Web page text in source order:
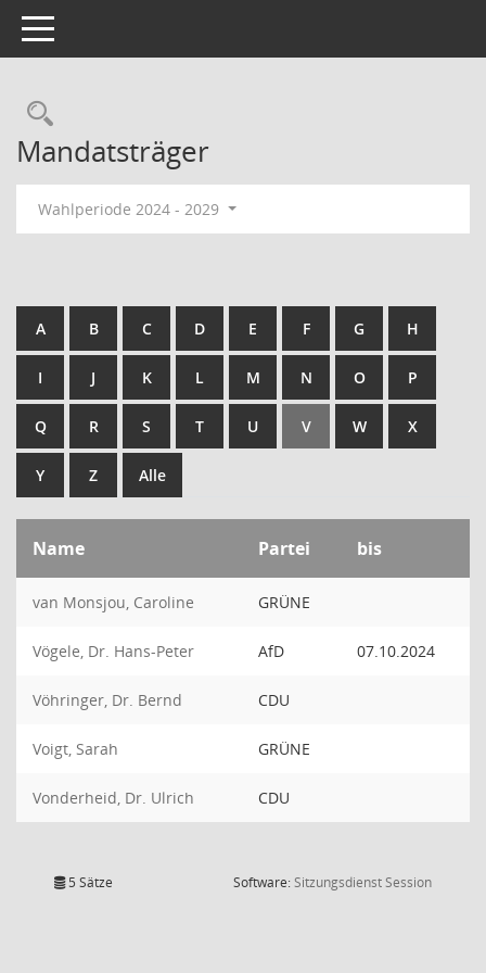
Toggle navigation
Rechercheauswahl
Mandatsträger
Wahlperiode 2024 - 2029
A B C D E F G H
I J K L M N O P
Q R S T U V W X
Y Z Alle
Name Partei bis
van Monsjou, Caroline GRÜNE
Vögele, Dr. Hans-Peter AfD 07.10.2024
Vöhringer, Dr. Bernd CDU
Voigt, Sarah GRÜNE
Vonderheid, Dr. Ulrich CDU
5 Sätze Software:SitzungsdienstSession(Wird in